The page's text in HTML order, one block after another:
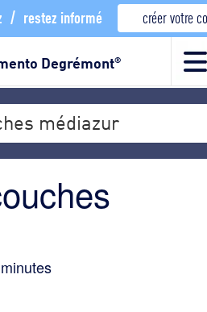
/ restez informé créer votre
Degrémont®
médiazur
minutes